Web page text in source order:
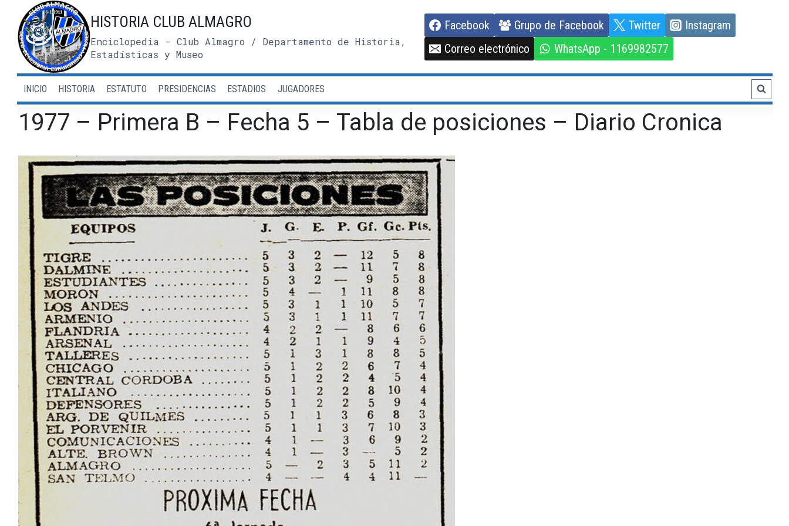
contenido
HISTORIA CLUB ALMAGRO
Enciclopedia - Club Almagro / Departamento de Historia,
Estadísticas y Museo
Facebook Grupo de Facebook Twitter
Instagram
Correo electrónico
WhatsApp - 1169982577
INICIO HISTORIA ESTATUTO PRESIDENCIAS ESTADIOS JUGADORES
1977 – Primera B – Fecha 5 – Tabla de posiciones – Diario Cronica